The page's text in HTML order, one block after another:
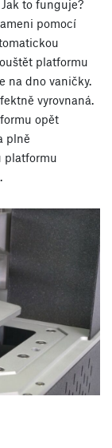
Jak to funguje?
pomocí
platformu
na dno vaničky.
vyrovnaná.
opět
plně
platformu